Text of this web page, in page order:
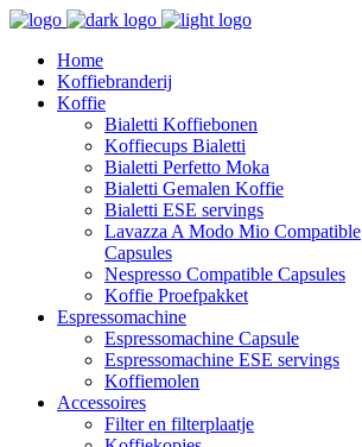
Home
Koffiebranderij
Koffie
Bialetti Koffiebonen
Koffiecups Bialetti
Bialetti Perfetto Moka
Bialetti Gemalen Koffie
Bialetti ESE servings
Lavazza A Modo Mio Compatible
Capsules
Nespresso Compatible Capsules
Koffie Proefpakket
Espressomachine
Espressomachine Capsule
Espressomachine ESE servings
Koffiemolen
Accessoires
Filter en filterplaatje